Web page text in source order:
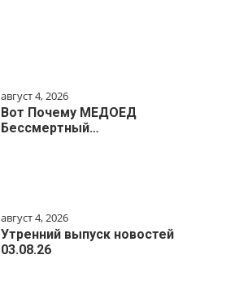
август 4, 2026
Вот Почему МЕДОЕД
Бессмертный…
август 4, 2026
Утренний выпуск новостей
03.08.26